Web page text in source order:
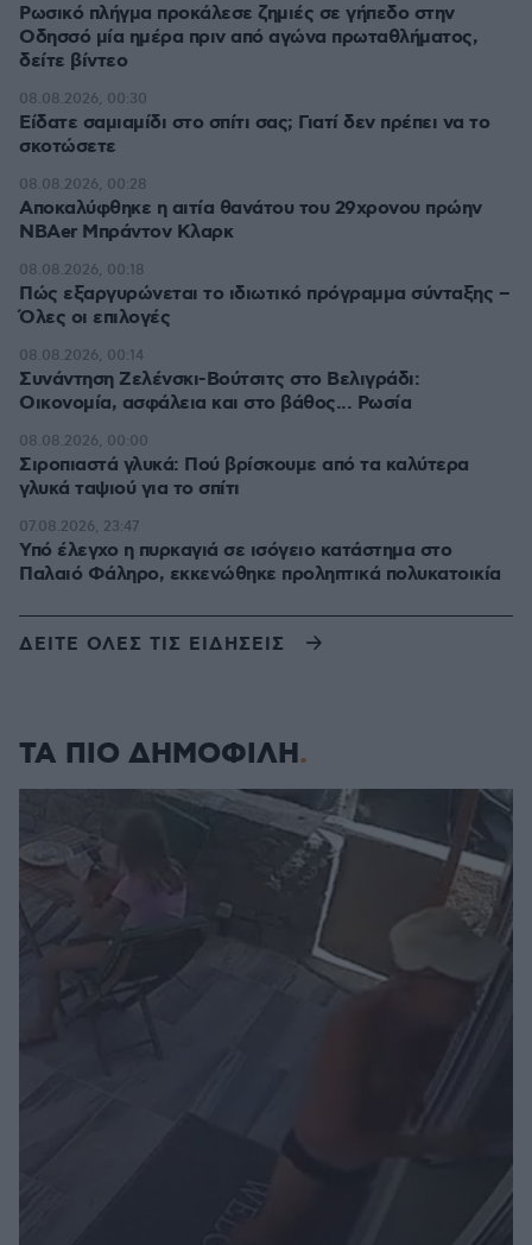
Ρωσικό πλήγμα προκάλεσε ζημιές σε γήπεδο στην
Οδησσό μία ημέρα πριν από αγώνα πρωταθλήματος,
δείτε βίντεο
Είδατε σαμιαμίδι στο σπίτι σας; Γιατί δεν πρέπει να το
σκοτώσετε
08.08.2026, 00:30
Αποκαλύφθηκε η αιτία θανάτου του 29χρονου πρώην
NBAer Μπράντον Κλαρκ
08.08.2026, 00:28
Πώς εξαργυρώνεται το ιδιωτικό πρόγραμμα σύνταξης –
Όλες οι επιλογές
08.08.2026, 00:18
Συνάντηση Ζελένσκι-Βούτσιτς στο Βελιγράδι:
Οικονομία, ασφάλεια και στο βάθος... Ρωσία
08.08.2026, 00:14
Σιροπιαστά γλυκά: Πού βρίσκουμε από τα καλύτερα
γλυκά ταψιού για το σπίτι
08.08.2026, 00:00
Υπό έλεγχο η πυρκαγιά σε ισόγειο κατάστημα στο
Παλαιό Φάληρο, εκκενώθηκε προληπτικά πολυκατοικία
07.08.2026, 23:47
ΔΕΙΤΕ ΟΛΕΣ ΤΙΣ ΕΙΔΗΣΕΙΣ
ΤΑ ΠΙΟ ΔΗΜΟΦΙΛΗ